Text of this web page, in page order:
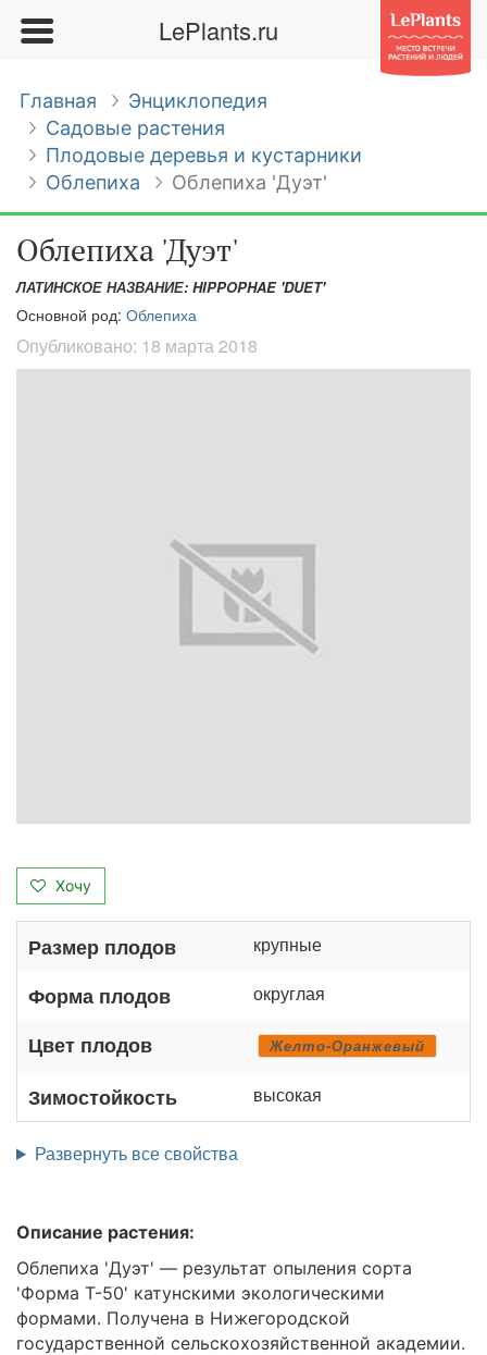
LePlants.ru
Главная
Энциклопедия
Садовые растения
Плодовые деревья и кустарники
Облепиха
Облепиха 'Дуэт'
Облепиха 'Дуэт'
ЛАТИНСКОЕ НАЗВАНИЕ: HIPPOPHAE 'DUET'
Основной род: Облепиха
Опубликовано: 18 марта 2018
Хочу
Размер плодов крупные
Форма плодов округлая
Цвет плодов Желто-Оранжевый
Зимостойкость высокая
Развернуть все свойства
Описание растения:
Облепиха 'Дуэт' — результат опыления сорта
'Форма Т-50' катунскими экологическими
формами. Получена в Нижегородской
государственной сельскохозяйственной академии.